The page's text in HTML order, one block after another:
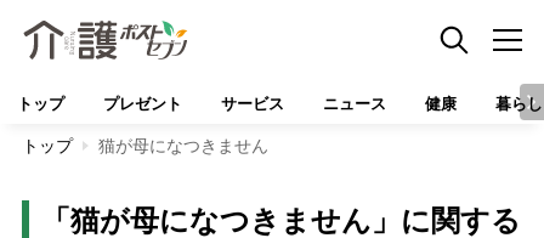
トップ プレゼント サービス ニュース 健康 暮らし
トップ 猫が母になつきません
「猫が母になつきません」に関する